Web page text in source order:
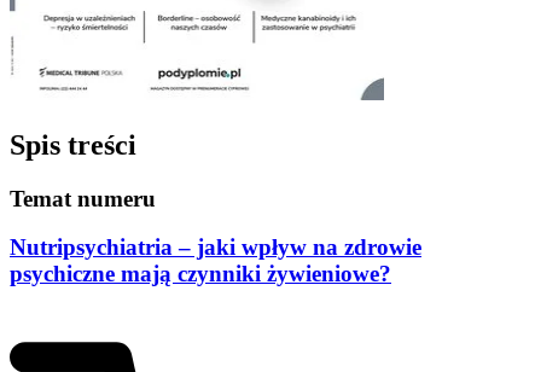
Spis treści
Temat numeru
Nutripsychiatria – jaki wpływ na zdrowie
psychiczne mają czynniki żywieniowe?